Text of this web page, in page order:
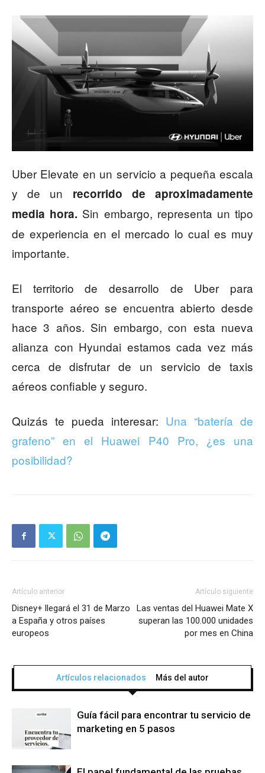
Uber Elevate en un servicio a pequeña escala
y de un recorrido de aproximadamente
media hora. Sin embargo, representa un tipo
de experiencia en el mercado lo cual es muy
importante.
El territorio de desarrollo de Uber para
transporte aéreo se encuentra abierto desde
hace 3 años. Sin embargo, con esta nueva
alianza con Hyundai estamos cada vez más
cerca de disfrutar de un servicio de taxis
aéreos confiable y seguro.
Quizás te pueda interesar: Una “batería de
grafeno” en el Huawei P40 Pro, ¿es una
posibilidad?
Artículo anterior
Disney+ llegará el 31 de Marzo
a España y otros países
europeos
Artículo siguiente
Las ventas del Huawei Mate X
superan las 100.000 unidades
por mes en China
Artículos relacionados Más del autor
Guía fácil para encontrar tu servicio de
marketing en 5 pasos